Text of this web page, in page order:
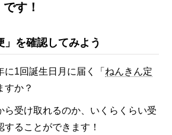
す！
」を確認してみよう
に1回誕生日月に届く「 ねんきん定
すか？
ら受け取れるのか、いくらくらい受
ることができます！